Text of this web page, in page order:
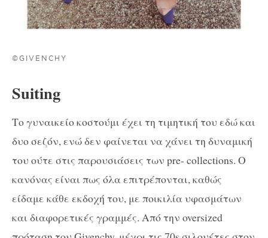
©GIVENCHY
Suiting
Το γυναικείο κοστούμι έχει τη τιμητική του εδώ και
δυο σεζόν, ενώ δεν φαίνεται να χάνει τη δυναμική
του ούτε στις παρουσιάσεις των pre- collections. Ο
κανόνας είναι πως όλα επιτρέπονται, καθώς
είδαμε κάθε εκδοχή του, με ποικιλία υφασμάτων
και διαφορετικές γραμμές. Από την oversized